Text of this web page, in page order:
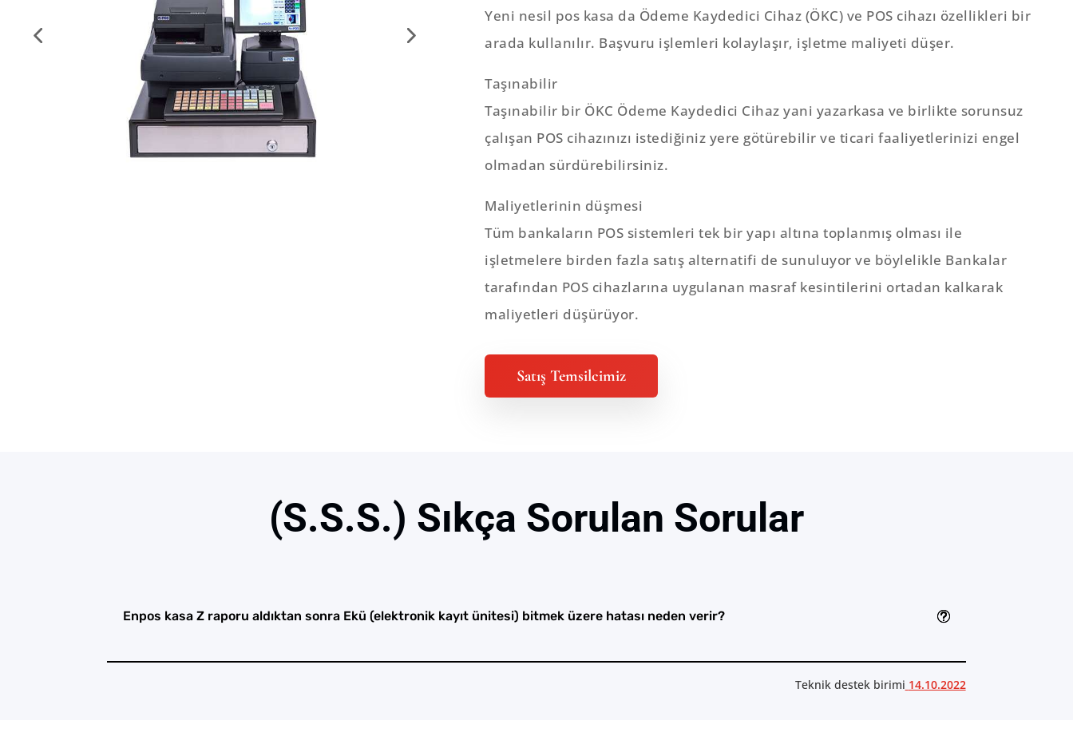
Yeni nesil pos kasa da Ödeme Kaydedici Cihaz (ÖKC) ve POS cihazı özellikleri bir
arada kullanılır. Başvuru işlemleri kolaylaşır, işletme maliyeti düşer.
Taşınabilir
Taşınabilir bir ÖKC Ödeme Kaydedici Cihaz yani yazarkasa ve birlikte sorunsuz
çalışan POS cihazınızı istediğiniz yere götürebilir ve ticari faaliyetlerinizi engel
olmadan sürdürebilirsiniz.
Maliyetlerinin düşmesi
Tüm bankaların POS sistemleri tek bir yapı altına toplanmış olması ile
işletmelere birden fazla satış alternatifi de sunuluyor ve böylelikle Bankalar
tarafından POS cihazlarına uygulanan masraf kesintilerini ortadan kalkarak
maliyetleri düşürüyor.
Satış Temsilcimiz
(S.S.S.) Sıkça Sorulan Sorular
Enpos kasa Z raporu aldıktan sonra Ekü (elektronik kayıt ünitesi) bitmek üzere hatası neden verir?
Teknik destek birimi 14.10.2022